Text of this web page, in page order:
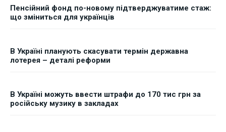
Пенсійний фонд по-новому підтверджуватиме стаж:
що зміниться для українців
В Україні планують скасувати термін державна
лотерея – деталі реформи
В Україні можуть ввести штрафи до 170 тис грн за
російську музику в закладах